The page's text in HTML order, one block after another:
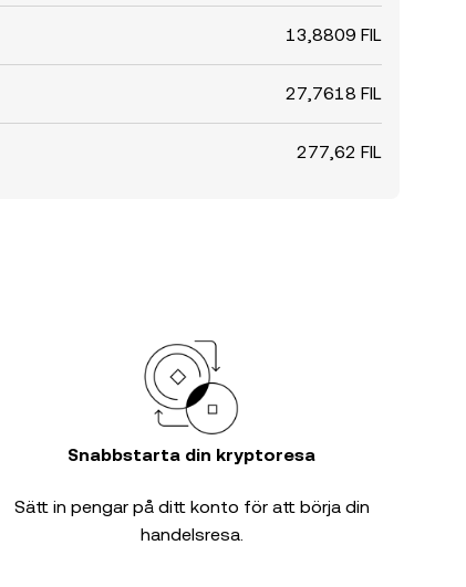
13,8809 FIL
27,7618 FIL
277,62 FIL
Snabbstarta din kryptoresa
Sätt in pengar på ditt konto för att börja din
handelsresa.